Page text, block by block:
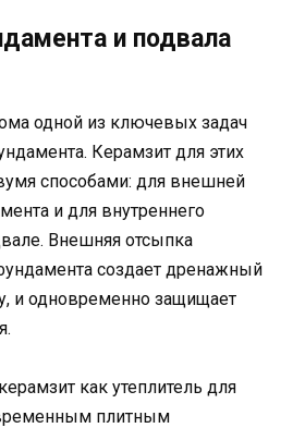
и подвала
одной из ключевых задач
Керамзит для этих
способами: для внешней
и для внутреннего
Внешняя отсыпка
создает дренажный
и одновременно защищает
как утеплитель для
плитным